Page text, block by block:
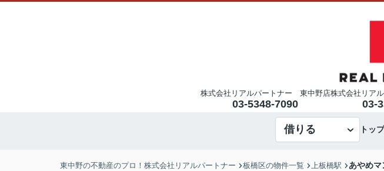
株式会社リアルパートナー 東中野店
03-5348-7090
株式会社リア
03-
借りる トップ
東中野の不動産のプロ！株式会社リアルパートナー 板橋区の物件一覧 上板橋駅 あやめ